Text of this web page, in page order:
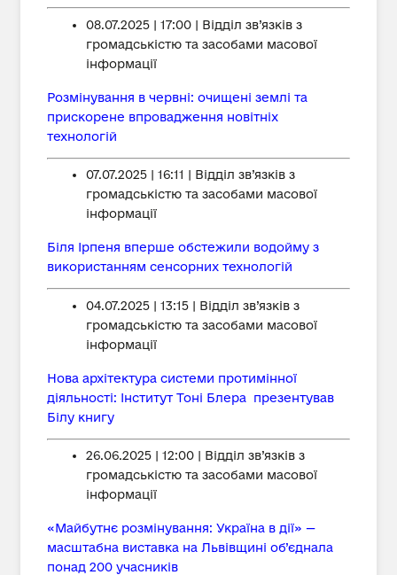
08.07.2025 | 17:00 | Відділ зв’язків з
громадськістю та засобами масової
інформації
Розмінування в червні: очищені землі та
прискорене впровадження новітніх
технологій
07.07.2025 | 16:11 | Відділ зв’язків з
громадськістю та засобами масової
інформації
Біля Ірпеня вперше обстежили водойму з
використанням сенсорних технологій
04.07.2025 | 13:15 | Відділ зв’язків з
громадськістю та засобами масової
інформації
Нова архітектура системи протимінної
діяльності: Інститут Тоні Блера презентував
Білу книгу
26.06.2025 | 12:00 | Відділ зв’язків з
громадськістю та засобами масової
інформації
«Майбутнє розмінування: Україна в дії» —
масштабна виставка на Львівщині об’єднала
понад 200 учасників